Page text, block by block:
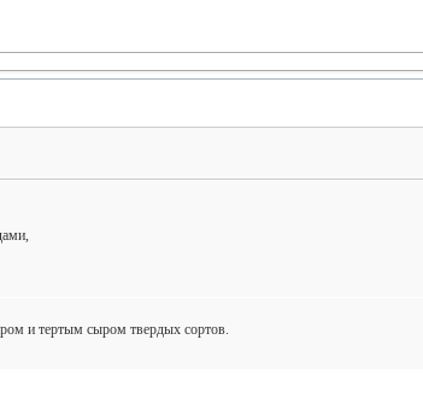
и тертым сыром твердых сортов.